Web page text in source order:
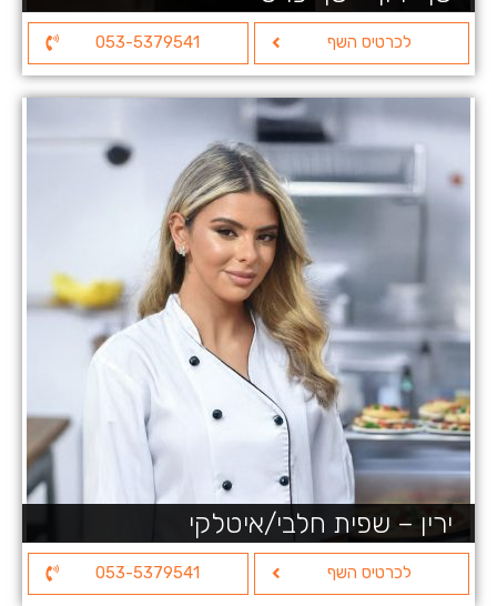
לכרטיס השף 053-5379541
ירין – שפית חלבי/איטלקי
לכרטיס השף 053-5379541